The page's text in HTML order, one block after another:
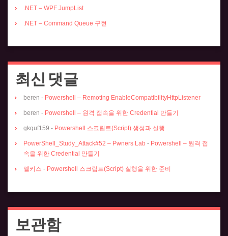
.NET – WPF JumpList
.NET – Command Queue 구현
최신 댓글
beren - Powershell – Remoting EnableCompatibilityHttpListener
beren - Powershell – 원격 접속을 위한 Credential 만들기
gkquf159 - Powershell 스크립트(Script) 생성과 실행
PowerShell_Study_Attack#52 – Pwners Lab - Powershell – 원격 접
속을 위한 Credential 만들기
엘키스 - Powershell 스크립트(Script) 실행을 위한 준비
보관함